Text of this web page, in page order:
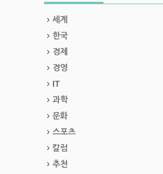
세계
한국
경제
경영
IT
과학
문화
스포츠
칼럼
추천